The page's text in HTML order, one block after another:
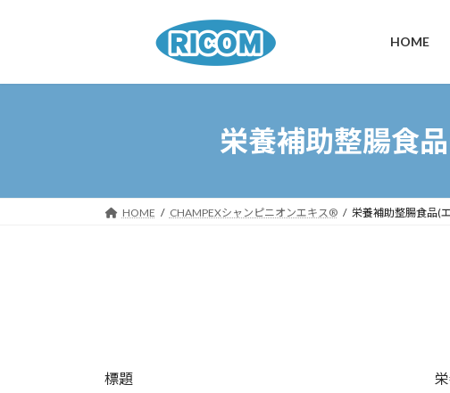
プ
動
HOME
栄養補助整腸食
HOME CHAMPEXシャンピニオンエキス® 栄養補助整腸食品(
標題